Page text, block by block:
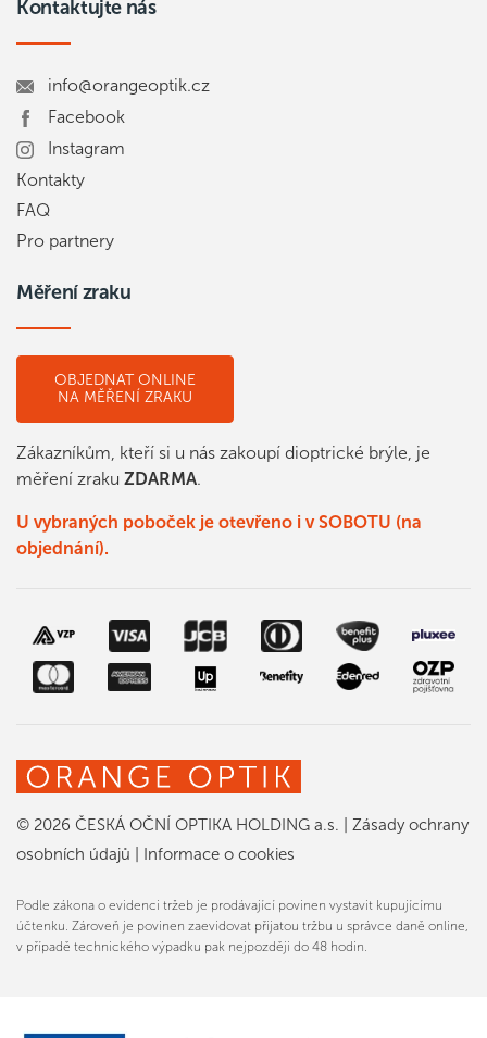
Kontaktujte nás
info@orangeoptik.cz
Facebook
Instagram
Kontakty
FAQ
Pro partnery
Měření zraku
OBJEDNAT ONLINE
NA MĚŘENÍ ZRAKU
Zákazníkům, kteří si u nás zakoupí dioptrické brýle, je
měření zraku ZDARMA.
U vybraných poboček je otevřeno i v SOBOTU (na
objednání).
© 2026 ČESKÁ OČNÍ OPTIKA HOLDING a.s.
Zásady ochrany
osobních údajů
Informace o cookies
Podle zákona o evidenci tržeb je prodávající povinen vystavit kupujícímu
účtenku. Zároveň je povinen zaevidovat přijatou tržbu u správce daně online,
v případě technického výpadku pak nejpozději do 48 hodin.